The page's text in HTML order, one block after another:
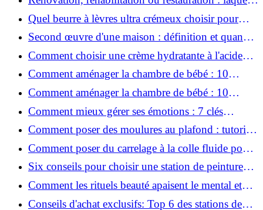
convient le mieux à mon logement ?
Quel beurre à lèvres ultra crémeux choisir pour
lèvres sèches et gercées?
Second œuvre d'une maison : définition et quand
le réaliser
Comment choisir une crème hydratante à l'acide
hyaluronique et niacinamide ?
Comment aménager la chambre de bébé : 10
conseils sécurité, déco et rangement
Comment aménager la chambre de bébé : 10
conseils sécurité, déco et rangement
Comment mieux gérer ses émotions : 7 clés
pratiques
Comment poser des moulures au plafond : tutoriel
vidéo pas à pas ?
Comment poser du carrelage à la colle fluide pour
un rendu professionnel ?
Six conseils pour choisir une station de peinture
basse pression
Comment les rituels beauté apaisent le mental et
créent des moments pour soi ?
Conseils d'achat exclusifs: Top 6 des stations de